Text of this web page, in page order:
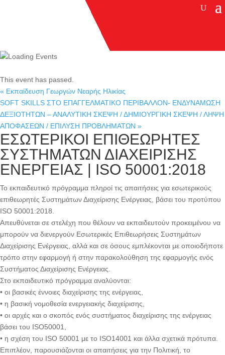
This event has passed.
« Εκπαίδευση Γεωργών Νεαρής Ηλικίας
SOFT SKILLS ΣΤΟ ΕΠΑΓΓΕΛΜΑΤΙΚΟ ΠΕΡΙΒΑΛΛΟΝ- ΕΝΔΥΝΑΜΩΣΗ
ΔΕΞΙΟΤΗΤΩΝ – ΑΝΑΛΥΤΙΚΗ ΣΚΕΨΗ / ΔΗΜΙΟΥΡΓΙΚΗ ΣΚΕΨΗ / ΛΗΨΗ
ΑΠΟΦΑΣΕΩΝ / ΕΠΙΛΥΣΗ ΠΡΟΒΛΗΜΑΤΩΝ »
ΕΣΩΤΕΡΙΚΟΙ ΕΠΙΘΕΩΡΗΤΕΣ
ΣΥΣΤΗΜΑΤΩΝ ΔΙΑΧΕΙΡΙΣΗΣ
ΕΝΕΡΓΕΙΑΣ | ISO 50001:2018
Το εκπαιδευτικό πρόγραμμα πληροί τις απαιτήσεις για εσωτερικούς
επιθεωρητές Συστημάτων Διαχείρισης Ενέργειας, βάσει του προτύπου
ISO 50001:2018.
Απευθύνεται σε στελέχη που θέλουν να εκπαιδευτούν προκειμένου να
μπορούν να διενεργούν Εσωτερικές Επιθεωρήσεις Συστημάτων
Διαχείρισης Ενέργειας, αλλά και σε όσους εμπλέκονται με οποιοδήποτε
τρόπο στην εφαρμογή ή στην παρακολούθηση της εφαρμογής ενός
Συστήματος Διαχείρισης Ενέργειας.
Στο εκπαιδευτικό πρόγραμμα αναλύονται:
• οι βασικές έννοιες διαχείρισης της ενέργειας,
• η βασική νομοθεσία ενεργειακής διαχείρισης,
• οι αρχές και ο σκοπός ενός συστήματος διαχείρισης της ενέργειας
βάσει του ISO50001,
• η σχέση του ISO 50001 με το ISO14001 και άλλα σχετικά πρότυπα.
Επιπλέον, παρουσιάζονται οι απαιτήσεις για την Πολιτική, το